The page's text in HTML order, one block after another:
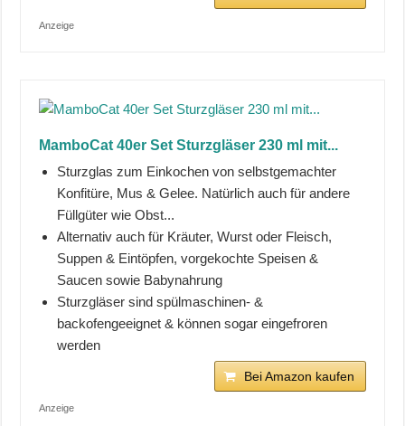
Anzeige
MamboCat 40er Set Sturzgläser 230 ml mit...
Sturzglas zum Einkochen von selbstgemachter
Konfitüre, Mus & Gelee. Natürlich auch für andere
Füllgüter wie Obst...
Alternativ auch für Kräuter, Wurst oder Fleisch,
Suppen & Eintöpfen, vorgekochte Speisen &
Saucen sowie Babynahrung
Sturzgläser sind spülmaschinen- &
backofengeeignet & können sogar eingefroren
werden
Bei Amazon kaufen
Anzeige